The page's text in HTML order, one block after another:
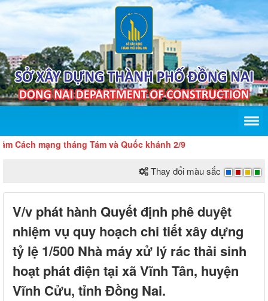
mạng tháng Tám và Quốc khánh 2/9
Thay đổi màu sắc
V/v phát hành Quyết định phê duyệt
nhiệm vụ quy hoạch chi tiết xây dựng
tỷ lệ 1/500 Nhà máy xử lý rác thải sinh
hoạt phát điện tại xã Vĩnh Tân, huyện
Vĩnh Cửu, tỉnh Đồng Nai.